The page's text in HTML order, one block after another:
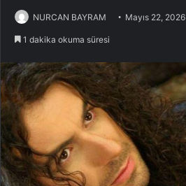
NURCAN BAYRAM Mayıs 22, 2026
1 dakika okuma süresi